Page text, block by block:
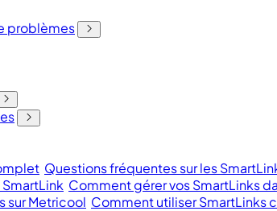
problèmes
Questions fréquentes sur les
Comment gérer vos SmartLinks
sur Metricool Comment utiliser SmartLinks